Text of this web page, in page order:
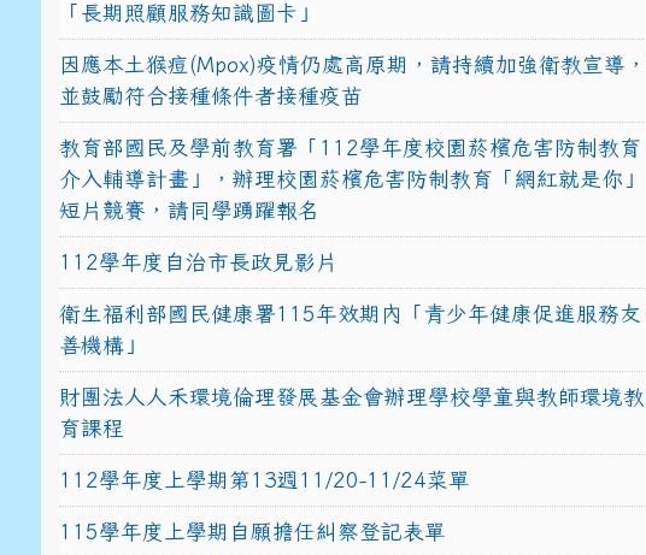
「長期照顧服務知識圖卡」
因應本土猴痘(Mpox)疫情仍處高原期，請持續加強衛教宣導，
並鼓勵符合接種條件者接種疫苗
教育部國民及學前教育署「112學年度校園菸檳危害防制教育
介入輔導計畫」，辦理校園菸檳危害防制教育「網紅就是你」
短片競賽，請同學踴躍報名
112學年度自治市長政見影片
衛生福利部國民健康署115年效期內「青少年健康促進服務友
善機構」
財團法人人禾環境倫理發展基金會辦理學校學童與教師環境教
育課程
112學年度上學期第13週11/20-11/24菜單
115學年度上學期自願擔任糾察登記表單